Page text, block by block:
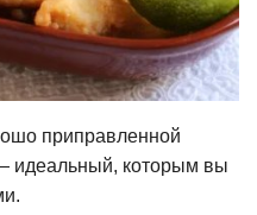
приправленной
идеальный, которым вы